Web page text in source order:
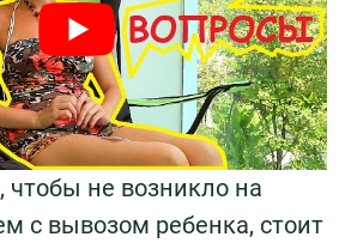
чтобы не возникло на
с вывозом ребенка, стоит